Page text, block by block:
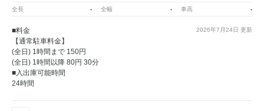
全長 - 全幅 - 車高 -
2026年7月24日 更新
■料金
【通常駐車料金】
(全日) 1時間まで 150円
(全日) 1時間以降 80円 30分
■入出庫可能時間
24時間